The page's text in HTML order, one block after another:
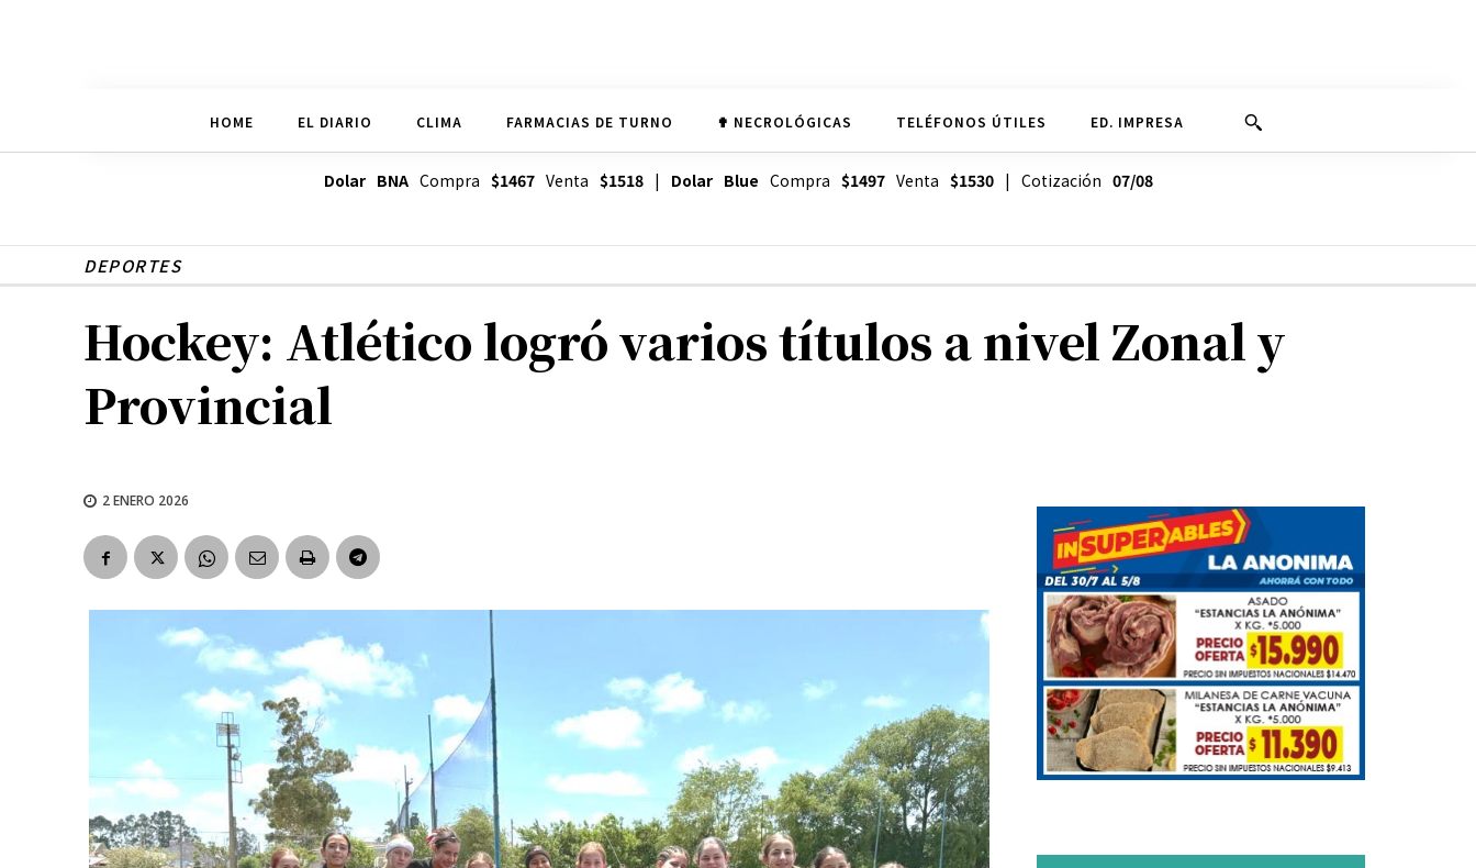
HOME EL DIARIO CLIMA FARMACIAS DE TURNO ✟ NECROLÓGICAS TELÉFONOS ÚTILES ED. IMPRESA
Dolar BNACompra $1467Venta $1518| Dolar Blue Compra $1497Venta $1530| Cotización 07/08
DEPORTES
Hockey: Atlético logró varios títulos a nivel Zonal y
Provincial
2 ENERO 2026